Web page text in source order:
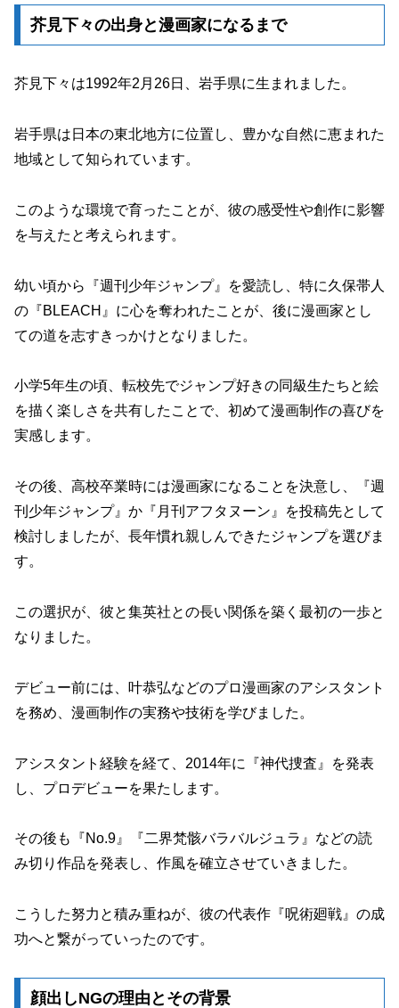
芥見下々の出身と漫画家になるまで
芥見下々は1992年2月26日、岩手県に生まれました。
岩手県は日本の東北地方に位置し、豊かな自然に恵まれた
地域として知られています。
このような環境で育ったことが、彼の感受性や創作に影響
を与えたと考えられます。
幼い頃から『週刊少年ジャンプ』を愛読し、特に久保帯人
の『BLEACH』に心を奪われたことが、後に漫画家とし
ての道を志すきっかけとなりました。
小学5年生の頃、転校先でジャンプ好きの同級生たちと絵
を描く楽しさを共有したことで、初めて漫画制作の喜びを
実感します。
その後、高校卒業時には漫画家になることを決意し、『週
刊少年ジャンプ』か『月刊アフタヌーン』を投稿先として
検討しましたが、長年慣れ親しんできたジャンプを選びま
す。
この選択が、彼と集英社との長い関係を築く最初の一歩と
なりました。
デビュー前には、叶恭弘などのプロ漫画家のアシスタント
を務め、漫画制作の実務や技術を学びました。
アシスタント経験を経て、2014年に『神代捜査』を発表
し、プロデビューを果たします。
その後も『No.9』『二界梵骸バラバルジュラ』などの読
み切り作品を発表し、作風を確立させていきました。
こうした努力と積み重ねが、彼の代表作『呪術廻戦』の成
功へと繋がっていったのです。
顔出しNGの理由とその背景